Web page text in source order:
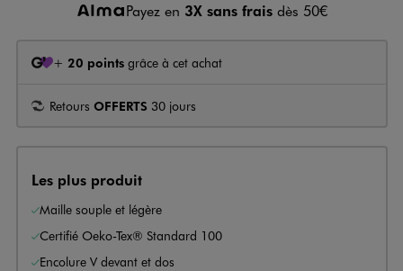
Payez en 3X sans frais dès 50€
+ 20 points grâce à cet achat
Retours OFFERTS 30 jours
Les plus produit
Maille souple et légère
Certifié Oeko-Tex® Standard 100
Encolure V devant et dos